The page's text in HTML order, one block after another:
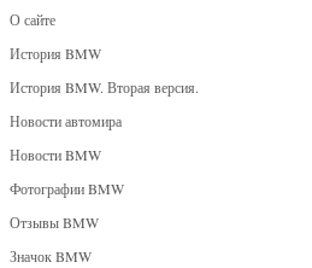
О сайте
История BMW
История BMW. Вторая версия.
Новости автомира
Новости BMW
Фотографии BMW
Отзывы BMW
Значок BMW